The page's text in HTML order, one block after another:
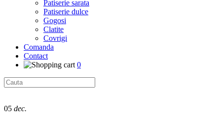
Patiserie sarata
Patiserie dulce
Gogosi
Clatite
Covrigi
Comanda
Contact
0
05 dec.